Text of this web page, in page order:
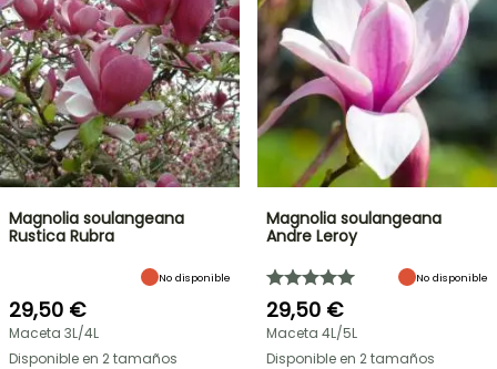
Magnolia soulangeana
Rustica Rubra
No disponible
29,50 €
Maceta 3L/4L
Disponible en 2 tamaños
Magnolia soulangeana
Andre Leroy
No disponible
29,50 €
Maceta 4L/5L
Disponible en 2 tamaños